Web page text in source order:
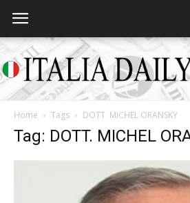
Italia
Daily
Home Tags DOTT. MICHEL ORANSKY
Tag: DOTT. MICHEL